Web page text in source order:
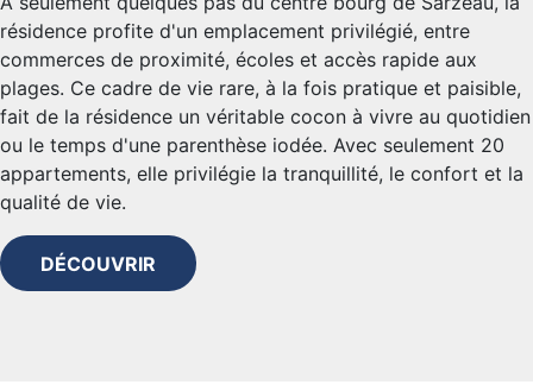
résidence profite d'un emplacement privilégié, entre
commerces de proximité, écoles et accès rapide aux
plages. Ce cadre de vie rare, à la fois pratique et paisible,
fait de la résidence un véritable cocon à vivre au quotidien
ou le temps d'une parenthèse iodée. Avec seulement 20
appartements, elle privilégie la tranquillité, le confort et la
qualité de vie.
DÉCOUVRIR